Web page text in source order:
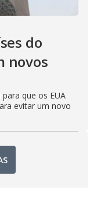
do
novos
que os EUA
evitar um novo